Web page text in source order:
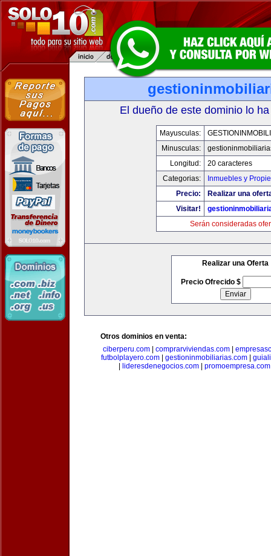
El dueño de este dominio lo
Mayusculas:
Minusculas:
Longitud:
20 caracteres
Categorias:
Inmuebles y
Precio:
Realizar una
Visitar!
Serán consideradas
Realizar una Oferta
Precio Ofrecido $
Otros dominios en venta:
ciberperu.com
comprarviviendas.com
futbolplayero.com| gestioninmobiliarias.com|
lideresdenegocios.com promoempresa.com